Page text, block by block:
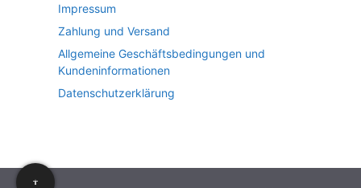
Impressum
Zahlung und Versand
Allgemeine Geschäftsbedingungen und
Kundeninformationen
Datenschutzerklärung